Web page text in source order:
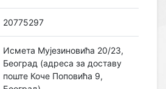
20775297
Исмета Мујезиновића 20/23,
Београд (адреса за доставу
поште Коче Поповића 9,